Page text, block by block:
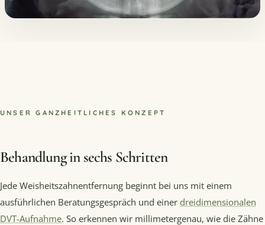
UNSER GANZHEITLICHES KONZEPT
Behandlung in sechs Schritten
Jede Weisheitszahnentfernung beginnt bei uns mit einem
ausführlichen Beratungsgespräch und einer dreidimensionalen
DVT-Aufnahme. So erkennen wir millimetergenau, wie die Zähne